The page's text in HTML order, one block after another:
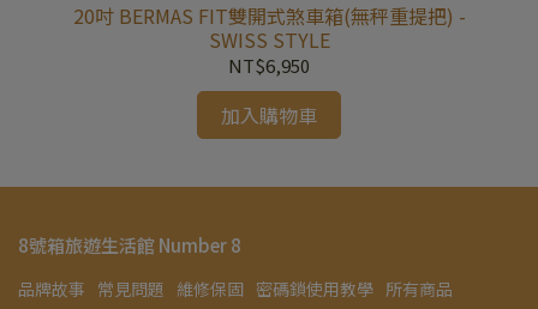
20吋 BERMAS FIT雙開式煞車箱(無秤重提把) -
SWISS STYLE
NT$6,950
加入購物車
8號箱旅遊生活館 Number 8
品牌故事 常見問題 維修保固 密碼鎖使用教學 所有商品